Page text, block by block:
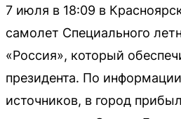
7 июля в 18:09 в
самолет Специального
«Россия», который
президента. По
источников, в город